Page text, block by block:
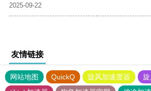
2025-09-22
友情链接
网站地图 QuickQ 旋风加速度器